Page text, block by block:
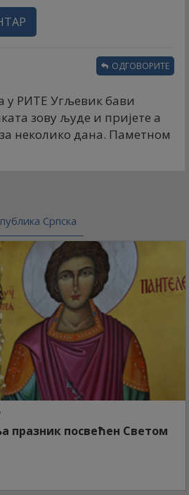
у РИТЕ Угљевик бави
зову људе и пријете а
неколико дана. Паметном
ОДГОВОРИТЕ
Српска
празник посвећен Светом